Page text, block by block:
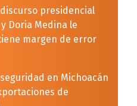
presidencial
Doria Medina le
margen de error
en Michoacán
de